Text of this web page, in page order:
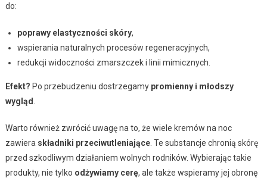
do:
poprawy elastyczności skóry,
wspierania naturalnych procesów regeneracyjnych,
redukcji widoczności zmarszczek i linii mimicznych.
Efekt? Po przebudzeniu dostrzegamy promienny i młodszy
wygląd
Warto również zwrócić uwagę na to, że wiele kremów na noc
zawiera składniki przeciwutleniające. Te substancje chronią skórę
przed szkodliwym działaniem wolnych rodników. Wybierając takie
produkty, nie tylko odżywiamy cerę, ale także wspieramy jej obronę